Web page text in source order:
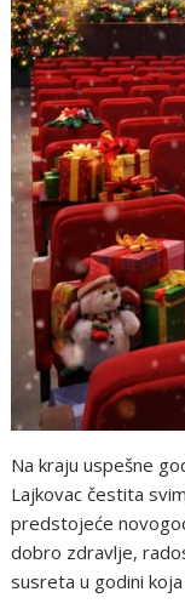
Na kraju uspešne
Lajkovac čestita
predstojeće
dobro zdravlje,
susreta u godini